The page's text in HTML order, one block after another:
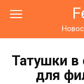
Татушки в
для